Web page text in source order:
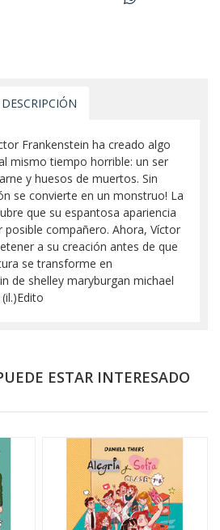
DESCRIPCIÓN
Frankenstein ha creado algo
mismo tiempo horrible: un ser
y huesos de muertos. Sin
se convierte en un monstruo! La
que su espantosa apariencia
posible compañero. Ahora, Víctor
a su creación antes de que
se transforme en
de shelley maryburgan michael
ESTAR INTERESADO